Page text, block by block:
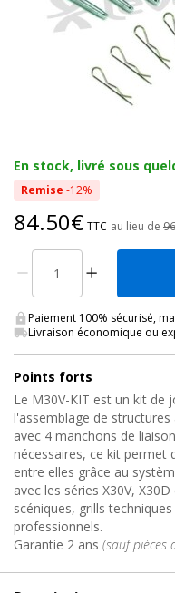
En stock, livré sous
Remise -12%
84.50€ TTC au lieu de
Paiement 100% sécurisé,
Livraison économique ou
Points forts
Le M30V-KIT est un kit
l'assemblage de
avec 4 manchons de
nécessaires, ce kit permet
entre elles grâce au
avec les séries X30V,
scéniques, grills
professionnels.
Garantie 2 ans (sauf pièces